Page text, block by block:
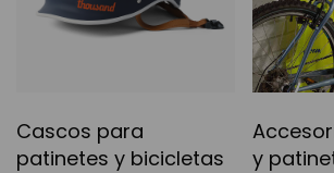
Cascos para
patinetes y bicicletas
y